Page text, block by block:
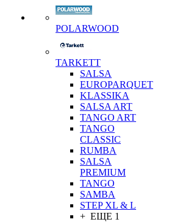
POLARWOOD
TARKETT
SALSA
EUROPARQUET
KLASSIKA
SALSA ART
TANGO ART
TANGO
CLASSIC
RUMBA
SALSA
PREMIUM
TANGO
SAMBA
STEP XL & L
+ ЕЩЕ 1